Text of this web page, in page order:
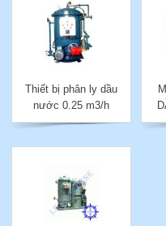
Thiết bị phân ly dầu
nước 0.25 m3/h